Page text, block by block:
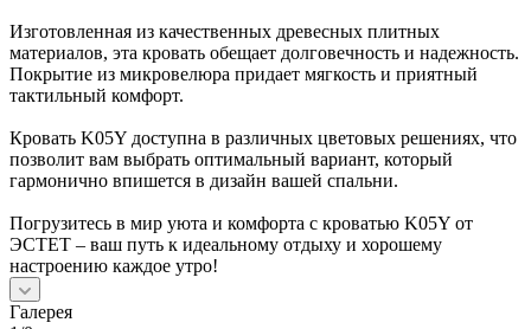
Изготовленная из качественных древесных плитных
материалов, эта кровать обещает долговечность и надежность.
Покрытие из микровелюра придает мягкость и приятный
тактильный комфорт.
Кровать K05Y доступна в различных цветовых решениях, что
позволит вам выбрать оптимальный вариант, который
гармонично впишется в дизайн вашей спальни.
Погрузитесь в мир уюта и комфорта с кроватью K05Y от
ЭСТЕТ – ваш путь к идеальному отдыху и хорошему
настроению каждое утро!
Галерея